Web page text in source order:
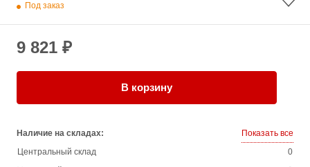
Под заказ
9 821 ₽
В корзину
Наличие на складах:
Показать все
Центральный склад
0